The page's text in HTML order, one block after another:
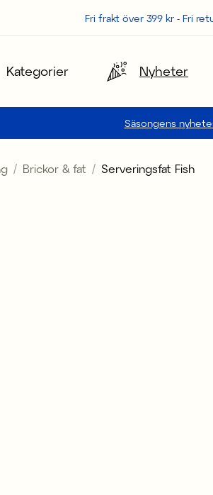
Fri frakt över 399 kr - Fri
Kategorier Nyheter
Säsongens
Brickor & fat Serveringsfat Fish